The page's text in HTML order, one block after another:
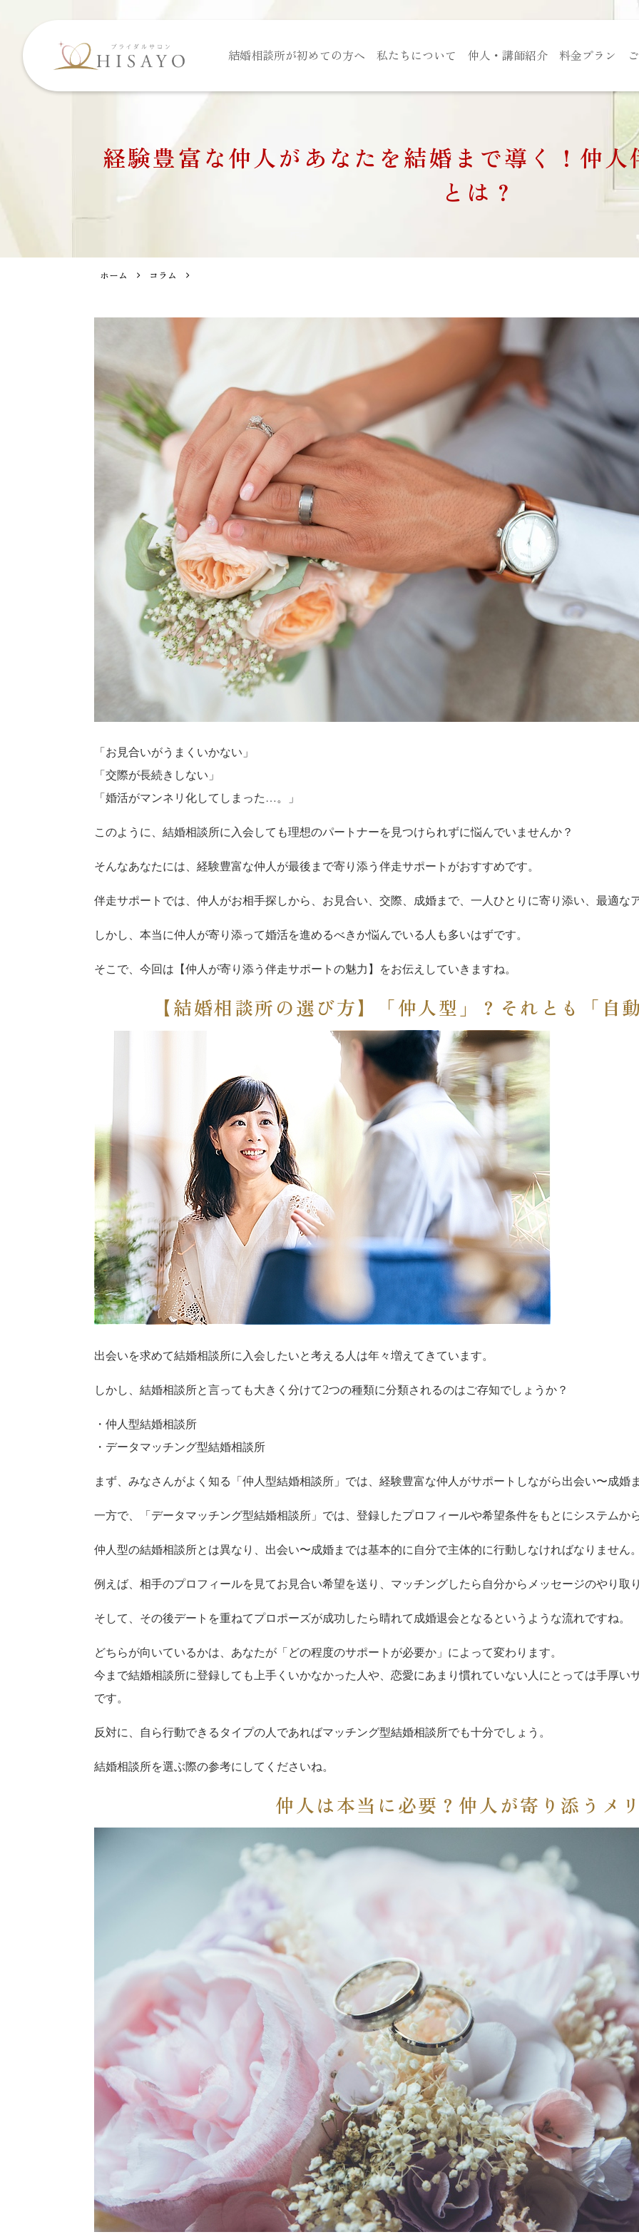
結婚相談所が初めての方へ 私たちについて 仲人・講師紹介 料金プラン
経験豊富な仲人があなたを結婚まで導く！仲人
とは？
ホーム コラム
「お見合いがうまくいかない」
「交際が長続きしない」
「婚活がマンネリ化してしまった…。」
このように、結婚相談所に入会しても理想のパートナーを見つけられずに悩んでいませんか？
そんなあなたには、経験豊富な仲人が最後まで寄り添う伴走サポートがおすすめです。
伴走サポートでは、仲人がお相手探しから、お見合い、交際、成婚まで、一人ひとりに寄り添い、最適な
しかし、本当に仲人が寄り添って婚活を進めるべきか悩んでいる人も多いはずです。
そこで、今回は【仲人が寄り添う伴走サポートの魅力】をお伝えしていきますね。
【結婚相談所の選び方】「仲人型」？それとも「自
出会いを求めて結婚相談所に入会したいと考える人は年々増えてきています。
しかし、結婚相談所と言っても大きく分けて2つの種類に分類されるのはご存知でしょうか？
・仲人型結婚相談所
・データマッチング型結婚相談所
まず、みなさんがよく知る「仲人型結婚相談所」では、経験豊富な仲人がサポートしながら出会い〜成婚
一方で、「データマッチング型結婚相談所」では、登録したプロフィールや希望条件をもとにシステムか
仲人型の結婚相談所とは異なり、出会い〜成婚までは基本的に自分で主体的に行動しなければなりません。
例えば、相手のプロフィールを見てお見合い希望を送り、マッチングしたら自分からメッセージのやり取
そして、その後デートを重ねてプロポーズが成功したら晴れて成婚退会となるというような流れですね。
どちらが向いているかは、あなたが「どの程度のサポートが必要か」によって変わります。
今まで結婚相談所に登録しても上手くいかなかった人や、恋愛にあまり慣れていない人にとっては手厚い
です。
反対に、自ら行動できるタイプの人であればマッチング型結婚相談所でも十分でしょう。
結婚相談所を選ぶ際の参考にしてくださいね。
仲人は本当に必要？仲人が寄り添うメ